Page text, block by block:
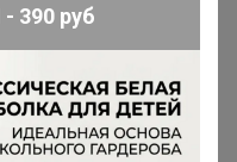
путь он выбирает.
жизни от
390 руб